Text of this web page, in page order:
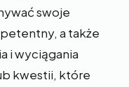
swoje
a także
i wyciągania
kwestii, które